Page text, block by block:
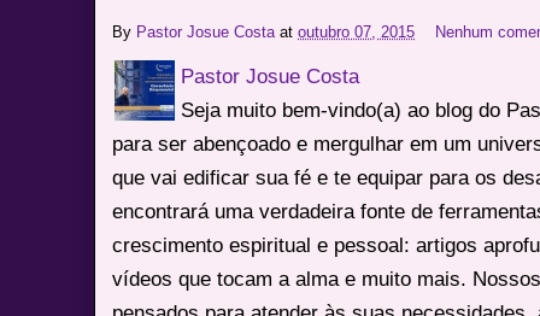
By Pastor Josue Costa atoutubro 07, 2015 Nenhum
Pastor Josue Costa
Seja muito bem-vindo(a) ao blog do
para ser abençoado e mergulhar em um
que vai edificar sua fé e te equipar para os
encontrará uma verdadeira fonte de
crescimento espiritual e pessoal: artigos
vídeos que tocam a alma e muito mais.